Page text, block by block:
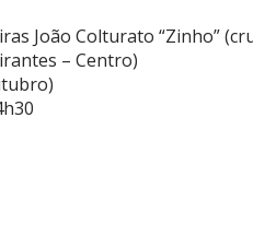
João Colturato “Zinho”
– Centro)